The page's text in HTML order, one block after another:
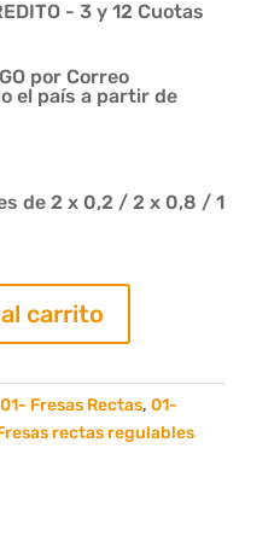
- 3 y 12 Cuotas
por Correo
el país a partir de
de 2 x 0,2 / 2 x 0,8 / 1
carrito
01- Fresas Rectas, 01-
rectas regulables